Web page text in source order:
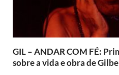
GIL – ANDAR COM FÉ:
sobre a vida e obra de